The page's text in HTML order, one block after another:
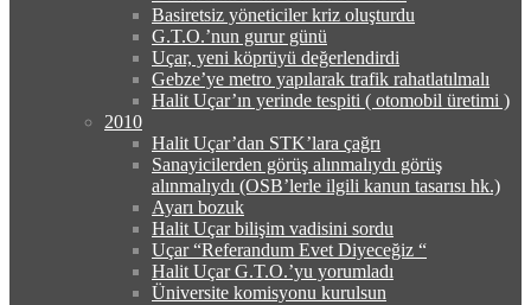
Basiretsiz yöneticiler kriz oluşturdu
G.T.O.’nun gurur günü
Uçar, yeni köprüyü değerlendirdi
Gebze’ye metro yapılarak trafik rahatlatılmalı
Halit Uçar’ın yerinde tespiti ( otomobil üretimi )
2010
Halit Uçar’dan STK’lara çağrı
Sanayicilerden görüş alınmalıydı görüş
alınmalıydı (OSB’lerle ilgili kanun tasarısı hk.)
Ayarı bozuk
Halit Uçar bilişim vadisini sordu
Uçar “Referandum Evet Diyeceğiz “
Halit Uçar G.T.O.’yu yorumladı
Üniversite komisyonu kurulsun